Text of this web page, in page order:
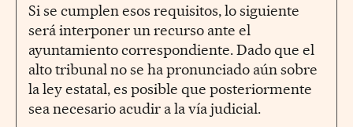
Si se cumplen esos requisitos, lo siguiente
será interponer un recurso ante el
ayuntamiento correspondiente. Dado que el
alto tribunal no se ha pronunciado aún sobre
la ley estatal, es posible que posteriormente
sea necesario acudir a la vía judicial.